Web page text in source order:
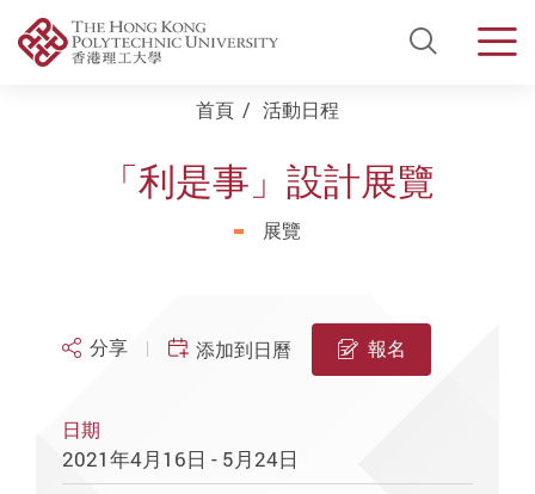
Open
首頁 活動日程
「利是事」設計展覽
展覽
分享 添加到日曆 報名
日期
2021年4月16日 - 5月24日